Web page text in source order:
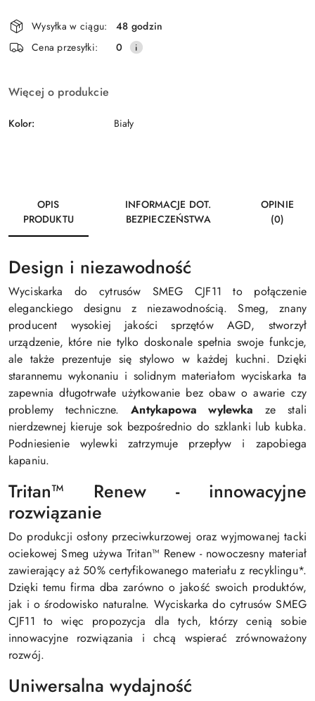
Wyślij
Dostępność
i
dostawa
Wysyłka w ciągu:
48 godzin
Cena przesyłki:
0
Więcej o produkcie
Kolor: Biały
OPIS
PRODUKTU
INFORMACJE DOT.
BEZPIECZEŃSTWA
OPINIE
(0)
Design i niezawodność
Wyciskarka do cytrusów SMEG CJF11 to połączenie
eleganckiego designu z niezawodnością. Smeg, znany
producent wysokiej jakości sprzętów AGD, stworzył
urządzenie, które nie tylko doskonale spełnia swoje funkcje,
ale także prezentuje się stylowo w każdej kuchni. Dzięki
starannemu wykonaniu i solidnym materiałom wyciskarka ta
zapewnia długotrwałe użytkowanie bez obaw o awarie czy
problemy techniczne.Antykapowa wylewka
ze stali
nierdzewnej kieruje sok bezpośrednio do szklanki lub kubka.
Podniesienie wylewki zatrzymuje przepływ i zapobiega
kapaniu.
Tritan™ Renew - innowacyjne
rozwiązanie
Do produkcji osłony przeciwkurzowej oraz wyjmowanej tacki
ociekowej Smeg używa Tritan™ Renew - nowoczesny materiał
zawierający aż 50% certyfikowanego materiału z recyklingu*.
Dzięki temu firma dba zarówno o jakość swoich produktów,
jak i o środowisko naturalne. Wyciskarka do cytrusów SMEG
CJF11 to więc propozycja dla tych, którzy cenią sobie
innowacyjne rozwiązania i chcą wspierać zrównoważony
rozwój.
Uniwersalna wydajność